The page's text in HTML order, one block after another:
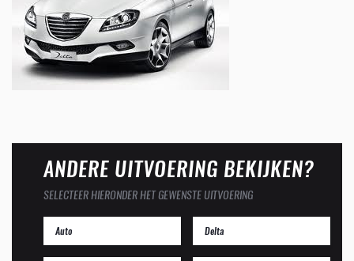
ANDERE UITVOERING BEKIJKEN?
SELECTEER HIERONDER HET GEWENSTE UITVOERING